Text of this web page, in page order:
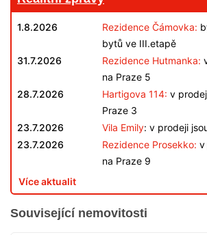
1.8.2026 Rezidence Čámovka:
bytů ve III.etapě
31.7.2026
Rezidence Hutmanka:
na Praze 5
28.7.2026
Hartigova 114: v
Praze 3
23.7.2026
Vila Emily: v prodeji
23.7.2026
Rezidence Prosekko: v
na Praze 9
Více aktualit
Související nemovitosti